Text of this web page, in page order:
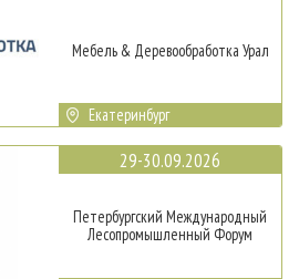
Мебель & Деревообработка Урал
Екатеринбург
29-30.09.2026
Петербургский Международный
Лесопромышленный Форум